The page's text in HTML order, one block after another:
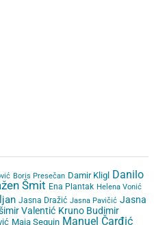
Boris Presečan Damir Kligl Danilo
Šmit Ena Plantak Helena Vonić
Jasna Dražić Jasna Pavičić Jasna
Valentić Kruno Budimir
Maja Seguin Manuel Čarđić